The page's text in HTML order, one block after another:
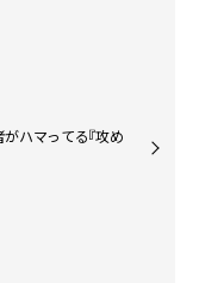
がハマってる『攻め